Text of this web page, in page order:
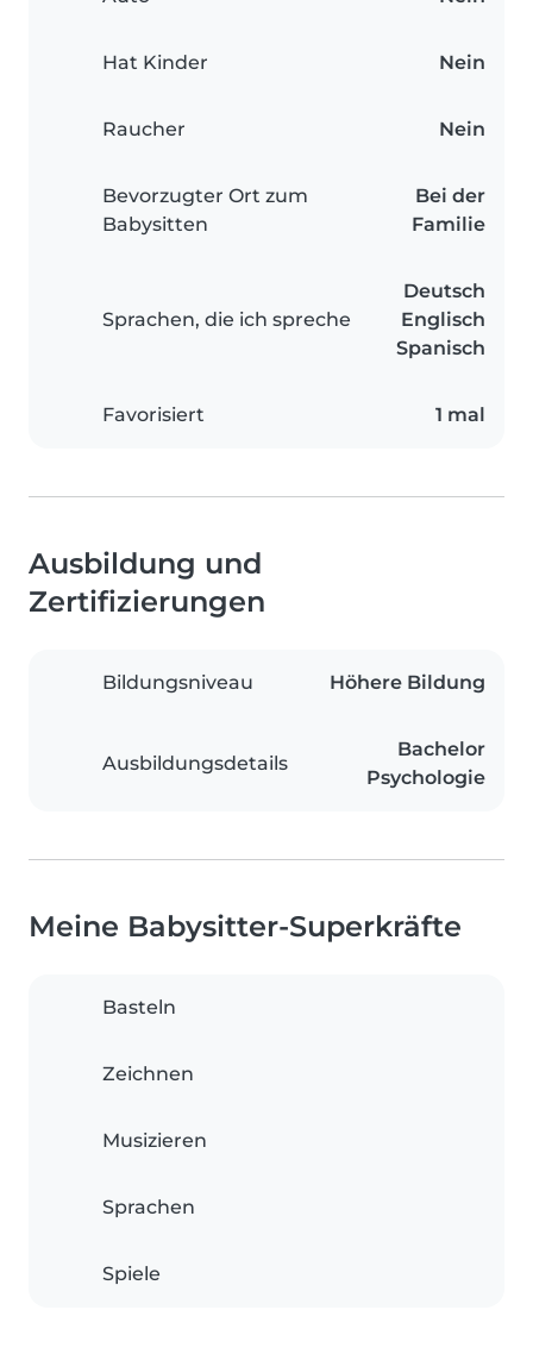
Hat Kinder Nein
Raucher Nein
Bevorzugter Ort zum
Babysitten
Bei der
Familie
Sprachen, die ich spreche
Deutsch
Englisch
Spanisch
Favorisiert 1 mal
Ausbildung und
Zertifizierungen
Bildungsniveau Höhere Bildung
Ausbildungsdetails
Bachelor
Psychologie
Meine Babysitter-Superkräfte
Basteln
Zeichnen
Musizieren
Sprachen
Spiele